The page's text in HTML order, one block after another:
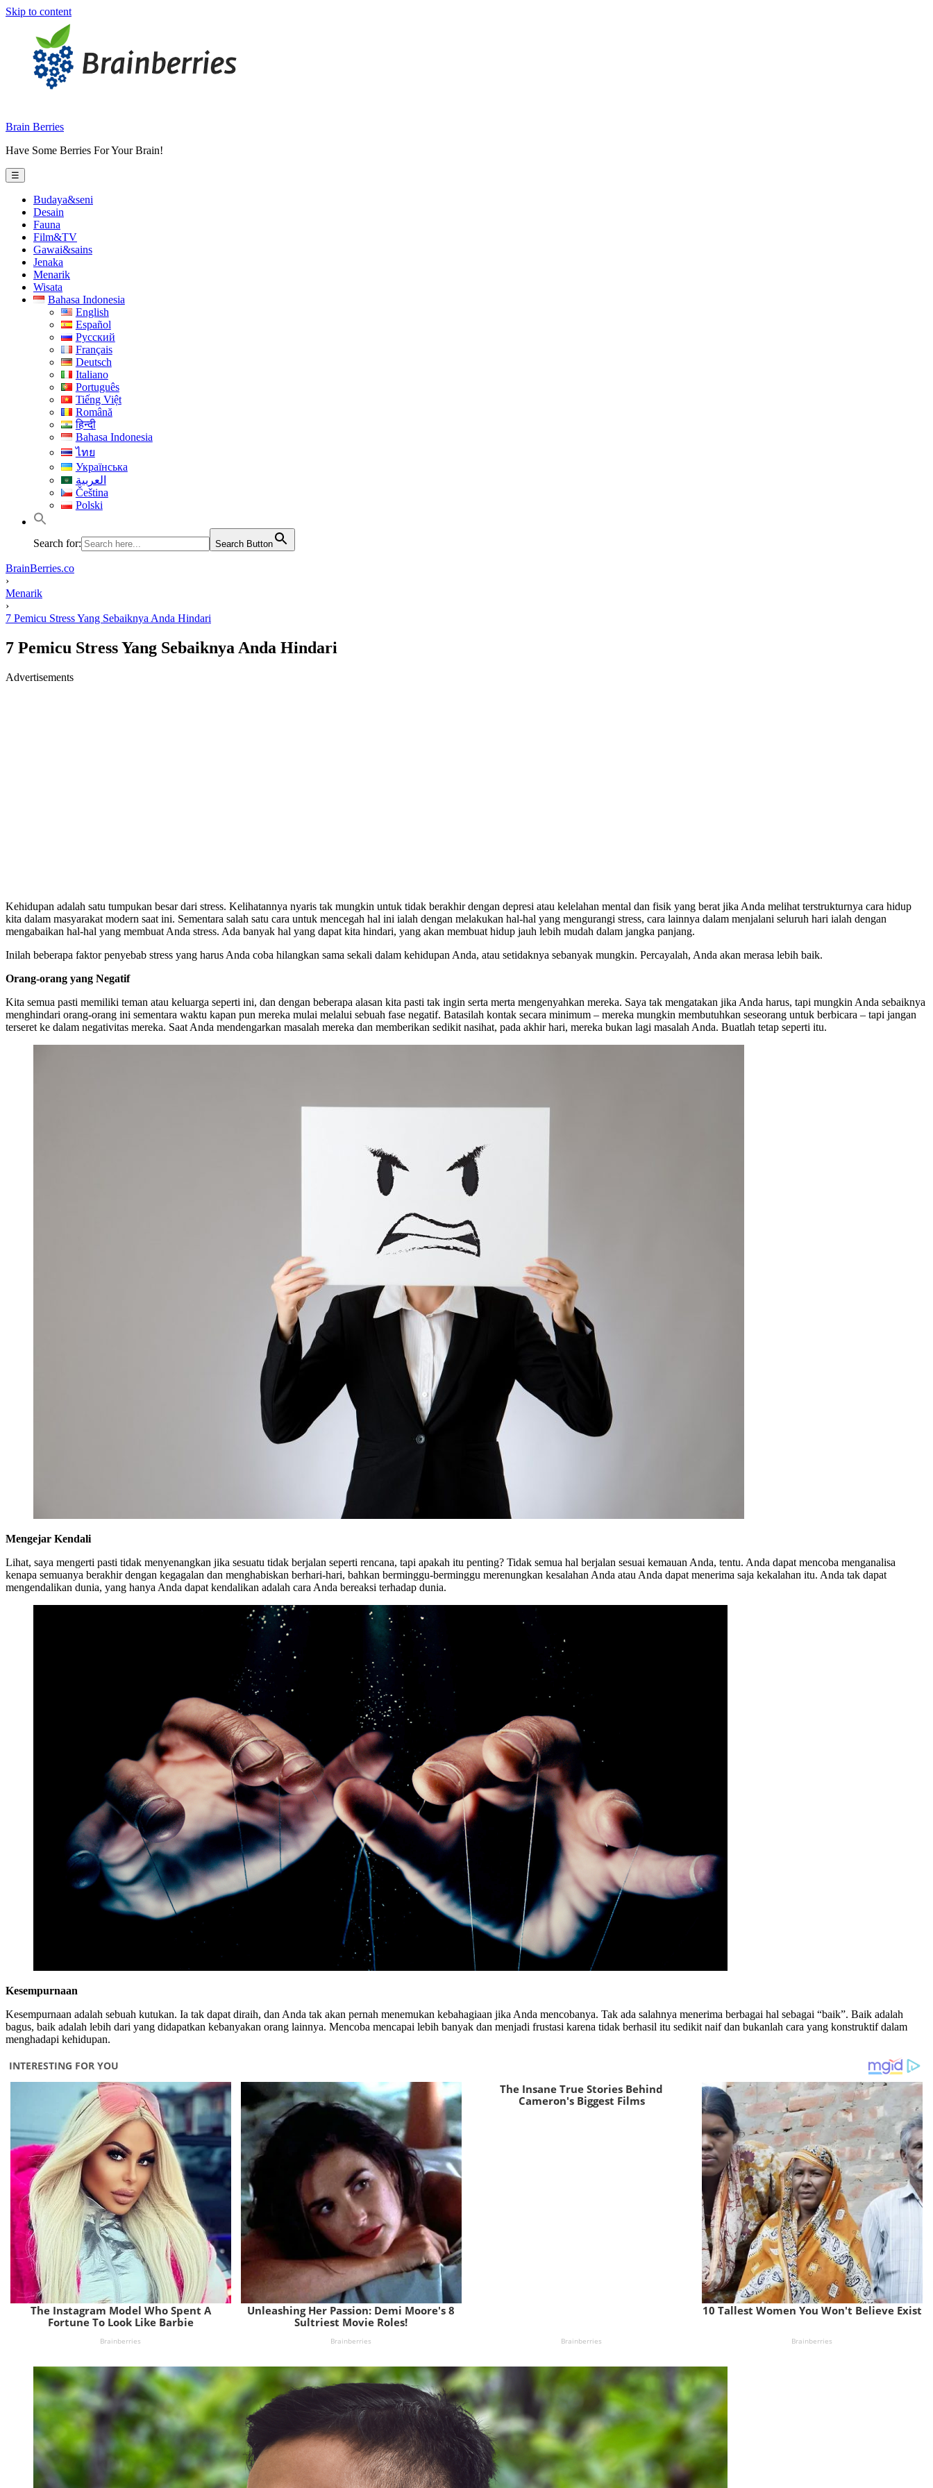
Skip to content
Brain Berries
Have Some Berries For Your Brain!
☰
Budaya&seni
Desain
Fauna
Film&TV
Gawai&sains
Jenaka
Menarik
Wisata
Bahasa Indonesia
English
Español
Русский
Français
Deutsch
Italiano
Português
Tiếng Việt
Română
हिन्दी
Bahasa Indonesia
ไทย
Українська
العربية
Čeština
Polski
Search for: Search Button
BrainBerries.co
›
Menarik
›
7 Pemicu Stress Yang Sebaiknya Anda Hindari
7 Pemicu Stress Yang Sebaiknya Anda Hindari
Advertisements
Kehidupan adalah satu tumpukan besar dari stress. Kelihatannya nyaris tak mungkin untuk tidak berakhir dengan depresi atau kelelahan mental dan fisik yang berat jika Anda melihat terstrukturnya cara hidup
kita dalam masyarakat modern saat ini. Sementara salah satu cara untuk mencegah hal ini ialah dengan melakukan hal-hal yang mengurangi stress, cara lainnya dalam menjalani seluruh hari ialah dengan
mengabaikan hal-hal yang membuat Anda stress. Ada banyak hal yang dapat kita hindari, yang akan membuat hidup jauh lebih mudah dalam jangka panjang.
Inilah beberapa faktor penyebab stress yang harus Anda coba hilangkan sama sekali dalam kehidupan Anda, atau setidaknya sebanyak mungkin. Percayalah, Anda akan merasa lebih baik.
Orang-orang yang Negatif
Kita semua pasti memiliki teman atau keluarga seperti ini, dan dengan beberapa alasan kita pasti tak ingin serta merta mengenyahkan mereka. Saya tak mengatakan jika Anda harus, tapi mungkin Anda sebaiknya
menghindari orang-orang ini sementara waktu kapan pun mereka mulai melalui sebuah fase negatif. Batasilah kontak secara minimum – mereka mungkin membutuhkan seseorang untuk berbicara – tapi jangan
terseret ke dalam negativitas mereka. Saat Anda mendengarkan masalah mereka dan memberikan sedikit nasihat, pada akhir hari, mereka bukan lagi masalah Anda. Buatlah tetap seperti itu.
Mengejar Kendali
Lihat, saya mengerti pasti tidak menyenangkan jika sesuatu tidak berjalan seperti rencana, tapi apakah itu penting? Tidak semua hal berjalan sesuai kemauan Anda, tentu. Anda dapat mencoba menganalisa
kenapa semuanya berakhir dengan kegagalan dan menghabiskan berhari-hari, bahkan berminggu-berminggu merenungkan kesalahan Anda atau Anda dapat menerima saja kekalahan itu. Anda tak dapat
mengendalikan dunia, yang hanya Anda dapat kendalikan adalah cara Anda bereaksi terhadap dunia.
Kesempurnaan
Kesempurnaan adalah sebuah kutukan. Ia tak dapat diraih, dan Anda tak akan pernah menemukan kebahagiaan jika Anda mencobanya. Tak ada salahnya menerima berbagai hal sebagai “baik”. Baik adalah
bagus, baik adalah lebih dari yang didapatkan kebanyakan orang lainnya. Mencoba mencapai lebih banyak dan menjadi frustasi karena tidak berhasil itu sedikit naif dan bukanlah cara yang konstruktif dalam
menghadapi kehidupan.